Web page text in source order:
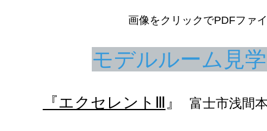
画像をクリックでPDFファ
『エクセレントⅢ 』 富士市浅間
モデルルーム見